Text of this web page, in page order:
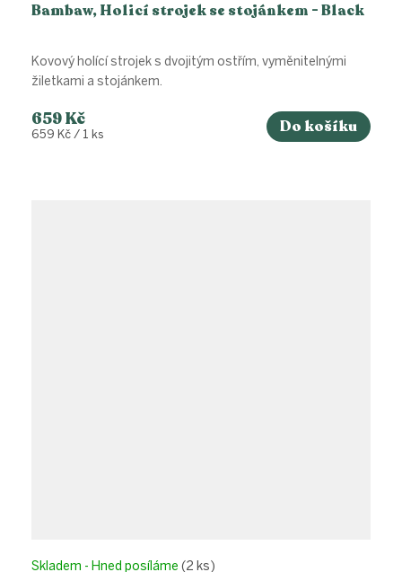
Bambaw, Holicí strojek se stojánkem - Black
659 Kč
Měrná
659 Kč / 1 ks Do košíku
Kovový holící strojek s dvojitým ostřím, vyměnitelnými
žiletkami a stojánkem.
Skladem - Hned posíláme (2 ks)